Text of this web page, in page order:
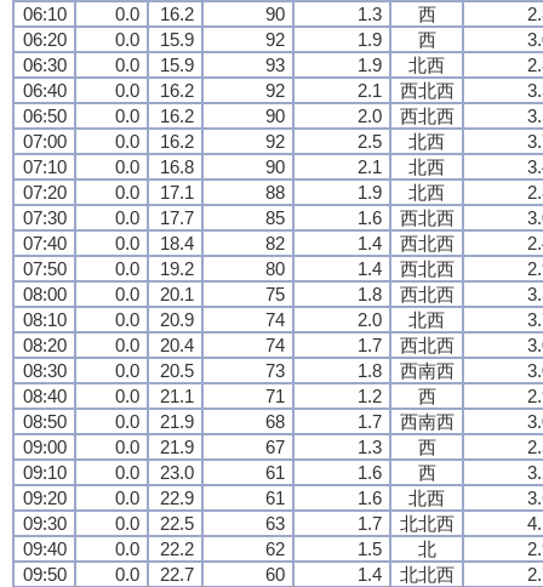
06:10
0.0 16.2 90 1.3 西
06:20
0.0 15.9 92 1.9 西
06:30
0.0 15.9 93 1.9 北西
06:40
0.0 16.2 92 2.1 西北西
06:50
0.0 16.2 90 2.0 西北西
07:00
0.0 16.2 92 2.5 北西
07:10
0.0 16.8 90 2.1 北西
07:20
0.0 17.1 88 1.9 北西
07:30
0.0 17.7 85 1.6 西北西
07:40
0.0 18.4 82 1.4 西北西
07:50
0.0 19.2 80 1.4 西北西
08:00
0.0 20.1 75 1.8 西北西
08:10
0.0 20.9 74 2.0 北西
08:20
0.0 20.4 74 1.7 西北西
08:30
0.0 20.5 73 1.8 西南西
08:40
0.0 21.1 71 1.2 西
08:50
0.0 21.9 68 1.7 西南西
09:00
0.0 21.9 67 1.3 西
09:10
0.0 23.0 61 1.6 西
09:20
0.0 22.9 61 1.6 北西
09:30
0.0 22.5 63 1.7 北北西
09:40
0.0 22.2 62 1.5 北
09:50
0.0 22.7 60 1.4 北北西